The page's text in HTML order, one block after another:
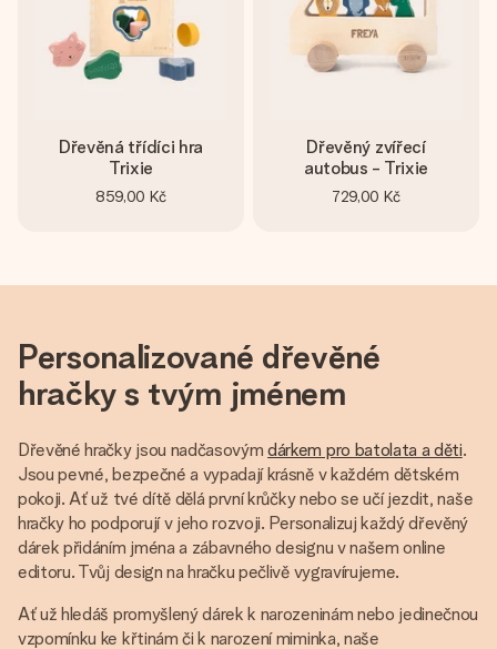
Dřevěná třídíci hra
Trixie
859,00 Kč
Dřevěný zvířecí
autobus - Trixie
729,00 Kč
Personalizované dřevěné
hračky s tvým jménem
Dřevěné hračky jsou nadčasovýmdárkem pro batolata a děti.
Jsou pevné, bezpečné a vypadají krásně v každém dětském
pokoji. Ať už tvé dítě dělá první krůčky nebo se učí jezdit, naše
hračky ho podporují v jeho rozvoji. Personalizuj každý dřevěný
dárek přidáním jména a zábavného designu v našem online
editoru. Tvůj design na hračku pečlivě vygravírujeme.
Ať už hledáš promyšlený dárek k narozeninám nebo jedinečnou
vzpomínku ke křtinám či k narození miminka, naše